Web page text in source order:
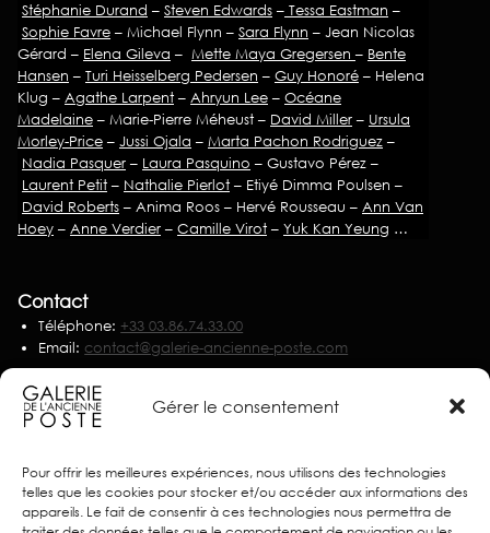
Gérer le consentement
Pour offrir les meilleures expériences, nous utilisons des technologies
telles que les cookies pour stocker et/ou accéder aux informations des
appareils. Le fait de consentir à ces technologies nous permettra de
Stéphanie Durand – Steven Edwards – Tessa Eastman –
Sophie Favre – Michael Flynn – Sara Flynn – Jean Nicolas
Gérard – Elena Gileva – Mette Maya Gregersen – Bente
Hansen – Turi Heisselberg Pedersen – Guy Honoré – Helena
Klug – Agathe Larpent – Ahryun Lee – Océane
Madelaine – Marie-Pierre Méheust – David Miller – Ursula
Morley-Price – Jussi Ojala – Marta Pachon Rodriguez –
Nadia Pasquer – Laura Pasquino – Gustavo Pérez –
Laurent Petit – Nathalie Pierlot – Etiyé Dimma Poulsen –
David Roberts – Anima Roos – Hervé Rousseau – Ann Van
Hoey – Anne Verdier – Camille Virot – Yuk Kan Yeung …
Contact
Téléphone: +33 03.86.74.33.00
Email: contact@galerie-ancienne-poste.com
Nous écrire
Partenaires